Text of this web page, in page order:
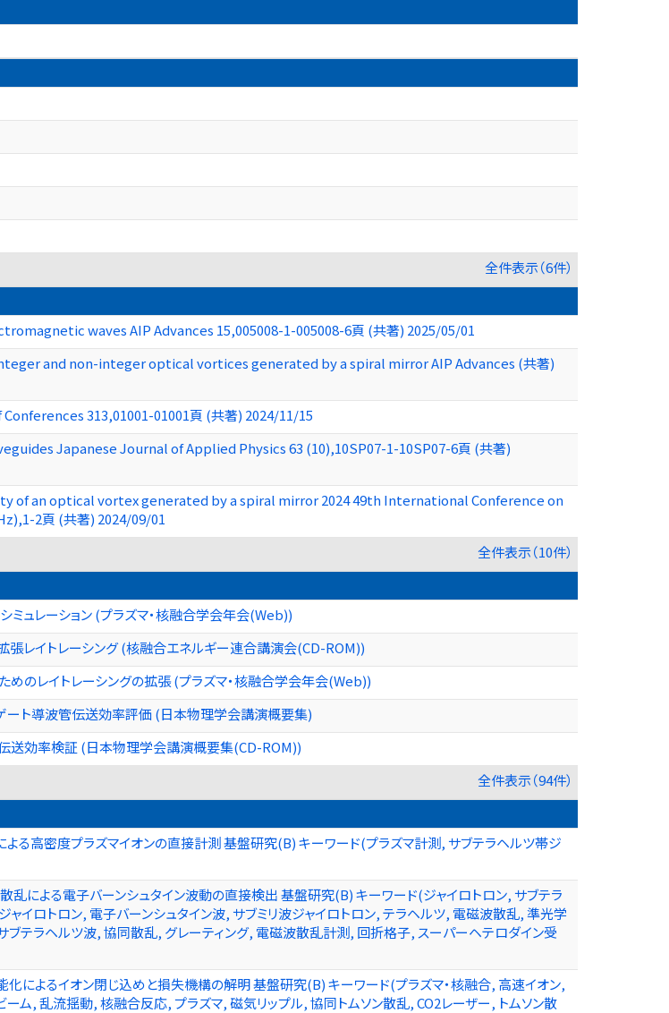
全件表示（6件）
waves AIP Advances 15,005008-1-005008-6頁 (共著) 2025/05/01
and non-integer optical vortices generated by a spiral mirror AIP Advances (共著)
313,01001-01001頁 (共著) 2024/11/15
Japanese Journal of Applied Physics 63 (10),10SP07-1-10SP07-6頁 (共著)
of an optical vortex generated by a spiral mirror 2024 49th International Conference on
2頁 (共著) 2024/09/01
全件表示（10件）
ミュレーション (プラズマ・核融合学会年会(Web))
レイトレーシング (核融合エネルギー連合講演会(CD-ROM))
のレイトレーシングの拡張 (プラズマ・核融合学会年会(Web))
ート導波管伝送効率評価 (日本物理学会講演概要集)
送効率検証 (日本物理学会講演概要集(CD-ROM))
全件表示（94件）
る高密度プラズマイオンの直接計測 基盤研究(B) キーワード(プラズマ計測, サブテラヘルツ帯ジ
による電子バーンシュタイン波動の直接検出 基盤研究(B) キーワード(ジャイロトロン, サブテラ
ャイロトロン, 電子バーンシュタイン波, サブミリ波ジャイロトロン, テラヘルツ, 電磁波散乱, 準光学
ブテラヘルツ波, 協同散乱, グレーティング, 電磁波散乱計測, 回折格子, スーパーヘテロダイン受
によるイオン閉じ込めと損失機構の解明 基盤研究(B) キーワード(プラズマ・核融合, 高速イオン,
ム, 乱流揺動, 核融合反応, プラズマ, 磁気リップル, 協同トムソン散乱, CO2レーザー, トムソン散